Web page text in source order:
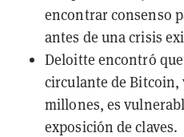
encontrar consenso
antes de una crisis
Deloitte encontró
circulante de Bitcoin,
millones, es
exposición de claves.